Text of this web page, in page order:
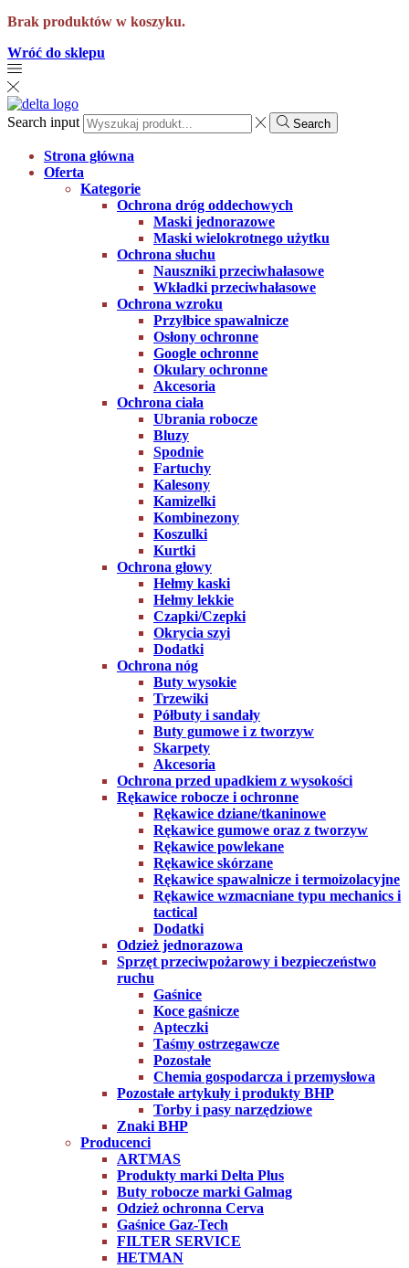
Brak produktów w koszyku.
Wróć do sklepu
Search input Search
Strona główna
Oferta
Kategorie
Ochrona dróg oddechowych
Maski jednorazowe
Maski wielokrotnego użytku
Ochrona słuchu
Nauszniki przeciwhałasowe
Wkładki przeciwhałasowe
Ochrona wzroku
Przyłbice spawalnicze
Osłony ochronne
Google ochronne
Okulary ochronne
Akcesoria
Ochrona ciała
Ubrania robocze
Bluzy
Spodnie
Fartuchy
Kalesony
Kamizelki
Kombinezony
Koszulki
Kurtki
Ochrona głowy
Hełmy kaski
Hełmy lekkie
Czapki/Czepki
Okrycia szyi
Dodatki
Ochrona nóg
Buty wysokie
Trzewiki
Półbuty i sandały
Buty gumowe i z tworzyw
Skarpety
Akcesoria
Ochrona przed upadkiem z wysokości
Rękawice robocze i ochronne
Rękawice dziane/tkaninowe
Rękawice gumowe oraz z tworzyw
Rękawice powlekane
Rękawice skórzane
Rękawice spawalnicze i termoizolacyjne
Rękawice wzmacniane typu mechanics i
tactical
Dodatki
Odzież jednorazowa
Sprzęt przeciwpożarowy i bezpieczeństwo
ruchu
Gaśnice
Koce gaśnicze
Apteczki
Taśmy ostrzegawcze
Pozostałe
Chemia gospodarcza i przemysłowa
Pozostałe artykuły i produkty BHP
Torby i pasy narzędziowe
Znaki BHP
Producenci
ARTMAS
Produkty marki Delta Plus
Buty robocze marki Galmag
Odzież ochronna Cerva
Gaśnice Gaz-Tech
FILTER SERVICE
HETMAN